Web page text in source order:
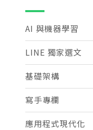
AI 與機器學習
LINE 獨家選文
基礎架構
寫手專欄
應用程式現代化